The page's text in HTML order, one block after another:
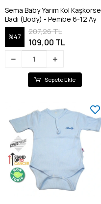
Sema Baby Yarım Kol Kaşkorse
Badi (Body) - Pembe 6-12 Ay
%47
207,26 TL
109,00 TL
Sepete Ekle